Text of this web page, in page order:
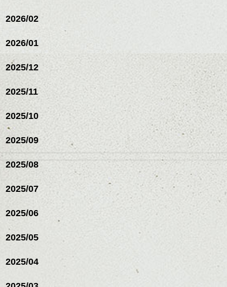
2026/02
2026/01
2025/12
2025/11
2025/10
2025/09
2025/08
2025/07
2025/06
2025/05
2025/04